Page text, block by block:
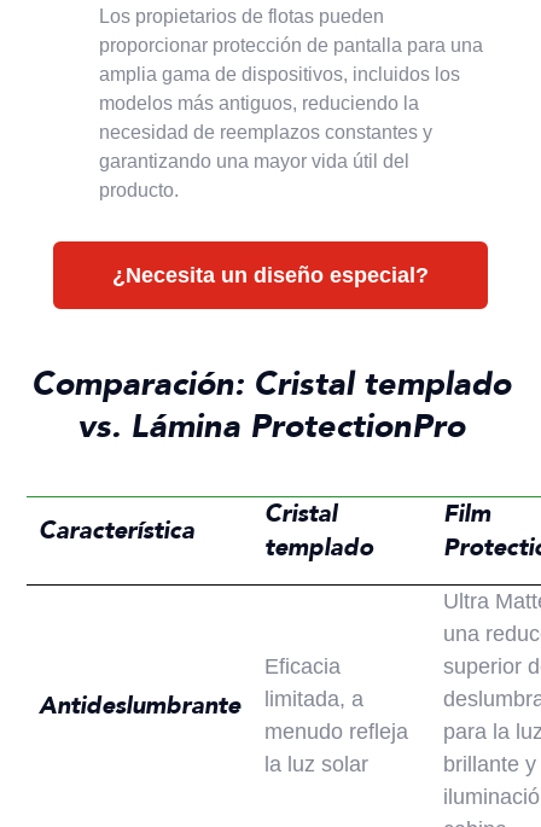
Los propietarios de flotas pueden
proporcionar protección de pantalla para una
amplia gama de dispositivos, incluidos los
modelos más antiguos, reduciendo la
necesidad de reemplazos constantes y
garantizando una mayor vida útil del
producto.
¿Necesita un diseño especial?
Comparación: Cristal templado
vs. Lámina ProtectionPro
Característica
Cristal
templado
Film
Antideslumbrante
Eficacia
limitada, a
menudo refleja
la luz solar
Ultra
una
superior
para la
brillante